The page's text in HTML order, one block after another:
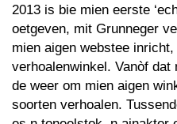
2013 is bie mien eerste
oetgeven, mit Grunneger
mien aigen webstee
verhoalenwinkel. Vanòf
de weer om mien aigen
soorten verhoalen.